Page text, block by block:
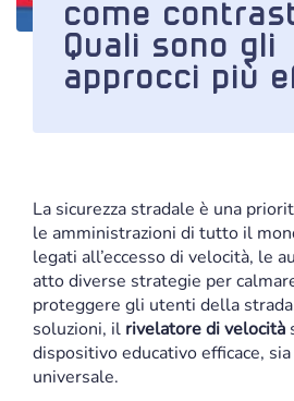
come
Quali sono gli
approcci più
La sicurezza stradale è una
le amministrazioni di tutto il
legati all’eccesso di velocità, le
atto diverse strategie per
proteggere gli utenti della
soluzioni, il rivelatore di velocità
dispositivo educativo efficace,
universale.